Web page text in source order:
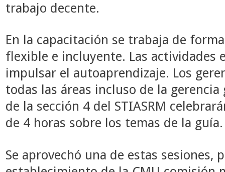
trabajo decente.
En la capacitación se trabaja de
flexible e incluyente. Las actividades
impulsar el autoaprendizaje. Los
todas las áreas incluso de la
de la sección 4 del STIASRM
de 4 horas sobre los temas de la guía.
Se aprovechó una de estas sesiones,